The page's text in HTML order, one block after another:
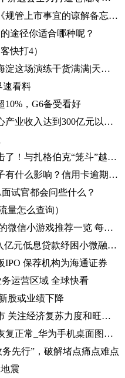
香港证监会与香港联交所签订《规管上市事宜的谅解备忘录》第二份补充文件 天天日报
途径你适合哪种呢？
快打4）
从以演促练到以练筑防，北京海淀这场演练干货满满|天天实时
速看料
10%，G6备受看好
北京：到2025年全市机器人核心产业收入达到300亿元以上-全球新消息
微速讯：马斯克真的开始练拳击了！与扎格伯克“笼斗”越来越真
讯息：信用卡逾期被起诉对孩子有什么影响？信用卡逾期后被起诉会坐牢吗？|当前关注
试官都会问些什么？
量怎么查询）
最好玩的微信小程序游戏 好玩的微信小游戏推荐一览 每日观点
滴滴金融启动“滴灌计划”，投入亿元低息贷款纾困小微融资难
IPO 保荐机构为海通证券
运营区域 全球快看
股或业绩下降
广发证券：白酒或迎新一轮牛市 关注经济复苏力度和旺季动销
华为手机桌面图标不见了怎么恢复正常_华为手机桌面图标不见了怎么办
先行”，破解堵点痛点难点
震